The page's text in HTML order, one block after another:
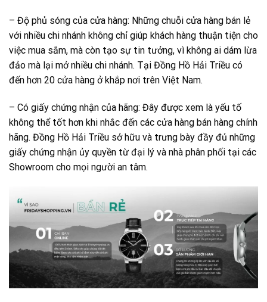
– Độ phủ sóng của cửa hàng: Những chuỗi cửa hàng bán lẻ
với nhiều chi nhánh không chỉ giúp khách hàng thuận tiện cho
việc mua sắm, mà còn tạo sự tin tưởng, vì không ai dám lừa
đảo mà lại mở nhiều chi nhánh. Tại Đồng Hồ Hải Triều có
đến hơn 20 cửa hàng ở khắp nơi trên Việt Nam.
– Có giấy chứng nhận của hãng: Đây được xem là yếu tố
không thể tốt hơn khi nhắc đến các cửa hàng bán hàng chính
hãng. Đồng Hồ Hải Triều sở hữu và trưng bày đầy đủ những
giấy chứng nhận ủy quyền từ đại lý và nhà phân phối tại các
Showroom cho mọi người an tâm.